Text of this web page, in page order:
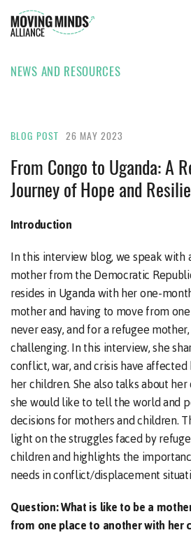
OUR APPROACH
OUR MEMBERS
NEWS AND RESOURCES
NEWS AND RESOURCES
BLOG POST 26 MAY 2023
From Congo to Uganda: A
Journey of Hope and
Introduction
In this interview blog, we speak with
mother from the Democratic
resides in Uganda with her one-
mother and having to move from
never easy, and for a refugee
challenging. In this interview, she
conflict, war, and crisis have affected
her children. She also talks about
she would like to tell the world and
decisions for mothers and children.
light on the struggles faced by
children and highlights the
needs in conflict/displacement
Question: What is like to be a
from one place to another with her